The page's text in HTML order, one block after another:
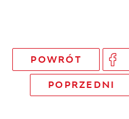
POWRÓT
POPRZEDNI